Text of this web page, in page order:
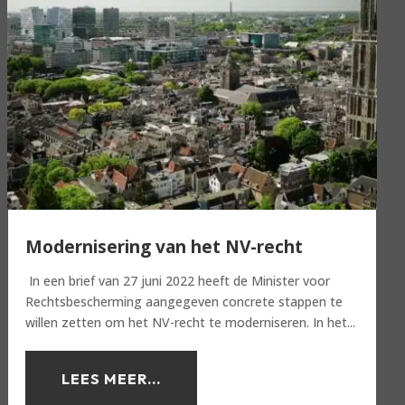
Modernisering van het NV-recht
In een brief van 27 juni 2022 heeft de Minister voor
Rechtsbescherming aangegeven concrete stappen te
willen zetten om het NV-recht te moderniseren. In het...
LEES MEER...